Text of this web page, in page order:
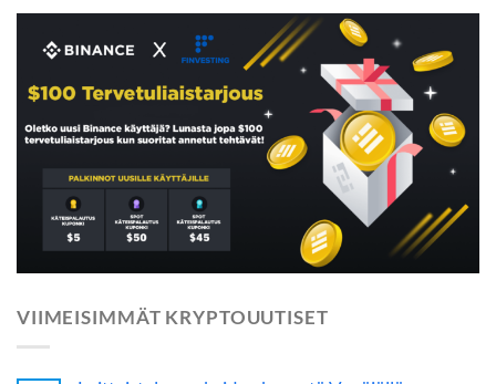
VIIMEISIMMÄT KRYPTOUUTISET